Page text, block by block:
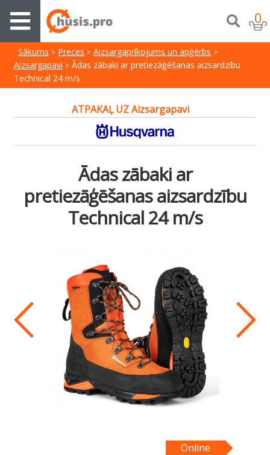
0
Sākums Preces
Aizsargaprīkojums un apģērbs
Aizsargapavi
Ādas zābaki ar pretiezāģēšanas aizsardzību
Technical 24 m/s
ATPAKAĻ UZ Aizsargapavi
Ādas zābaki ar
pretiezāģēšanas aizsardzību
Technical 24 m/s
Online